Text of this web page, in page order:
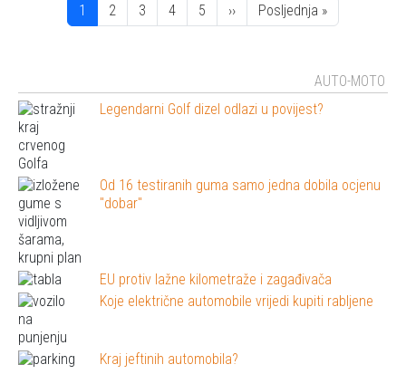
Stranica
1 Stranica
2 Stranica
3 Stranica
4 Stranica
5 Next page
›› Posljednja stranica
Posljednja »
AUTO-MOTO
Legendarni Golf dizel odlazi u povijest?
Od 16 testiranih guma samo jedna dobila ocjenu
"dobar"
EU protiv lažne kilometraže i zagađivača
Koje električne automobile vrijedi kupiti rabljene
Kraj jeftinih automobila?